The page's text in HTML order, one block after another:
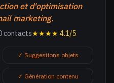
et d'optimisation
marketing.
contacts★★★★ 4.1/5
✓ Suggestions objets
✓ Génération contenu